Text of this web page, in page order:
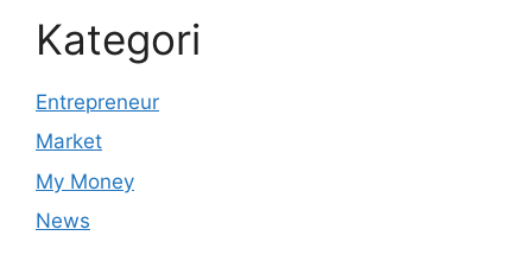
Kategori
Entrepreneur
Market
My Money
News